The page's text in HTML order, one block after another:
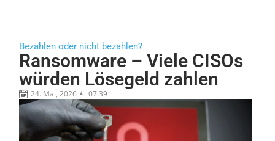
Bezahlen oder nicht bezahlen?
Ransomware – Viele CISOs
würden Lösegeld zahlen
24. Mai, 2026 07:39